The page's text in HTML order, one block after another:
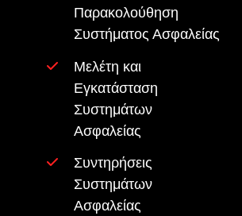
Παρακολούθηση
Συστήματος Ασφαλείας
Μελέτη και
Εγκατάσταση
Συστημάτων
Ασφαλείας
Συντηρήσεις
Συστημάτων
Ασφαλείας